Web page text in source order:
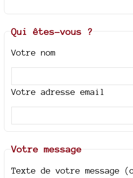
Qui êtes-vous ?
Votre nom
Votre adresse email
Votre message
Texte de votre message